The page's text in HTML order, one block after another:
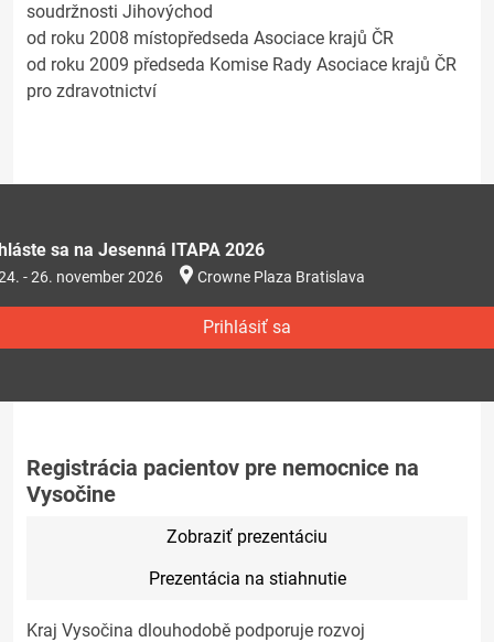
soudržnosti Jihovýchod
od roku 2008 místopředseda Asociace krajů ČR
od roku 2009 předseda Komise Rady Asociace krajů ČR
pro zdravotnictví
sa na Jesenná ITAPA 2026
- 26. november 2026 Crowne Plaza Bratislava
Prihlásiť sa
Registrácia pacientov pre nemocnice na
Vysočine
Zobraziť prezentáciu
Prezentácia na stiahnutie
Kraj Vysočina dlouhodobě podporuje rozvoj